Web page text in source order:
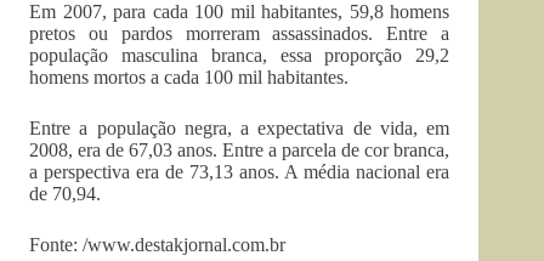
Em 2007, para cada 100 mil habitantes, 59,8 homens
pretos ou pardos morreram assassinados. Entre a
população masculina branca, essa proporção 29,2
homens mortos a cada 100 mil habitantes.
Entre a população negra, a expectativa de vida, em
2008, era de 67,03 anos. Entre a parcela de cor branca,
a perspectiva era de 73,13 anos. A média nacional era
de 70,94.
Fonte: /www.destakjornal.com.br